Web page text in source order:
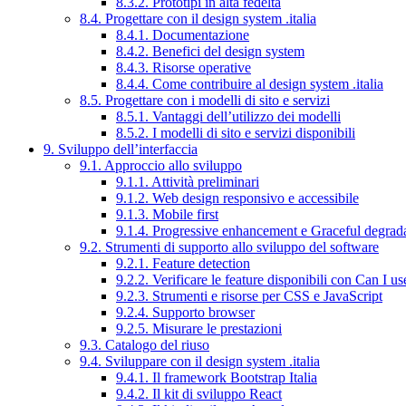
8.4. Progettare con il design system .italia
8.4.1. Documentazione
8.4.2. Benefici del design system
8.4.3. Risorse operative
8.4.4. Come contribuire al design system .italia
8.5. Progettare con i modelli di sito e servizi
8.5.1. Vantaggi dell’utilizzo dei modelli
8.5.2. I modelli di sito e servizi disponibili
9. Sviluppo dell’interfaccia
9.1. Approccio allo sviluppo
9.1.1. Attività preliminari
9.1.2. Web design responsivo e accessibile
9.1.3. Mobile first
9.1.4. Progressive enhancement e Graceful
9.2. Strumenti di supporto allo sviluppo del software
9.2.1. Feature detection
9.2.2. Verificare le feature disponibili con Can I
9.2.3. Strumenti e risorse per CSS e JavaScript
9.2.4. Supporto browser
9.2.5. Misurare le prestazioni
9.3. Catalogo del riuso
9.4. Sviluppare con il design system .italia
9.4.1. Il framework Bootstrap Italia
9.4.2. Il kit di sviluppo React